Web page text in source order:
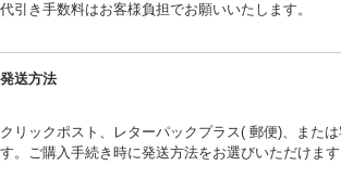
代引き手数料はお客様負担でお願いいたします。
発送方法
クリックポスト、レターパックプラス( 郵便)、また
す。ご購入手続き時に発送方法をお選びいただけます